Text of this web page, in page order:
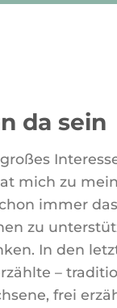
da sein
mich zu
immer
zu
In den
–
frei